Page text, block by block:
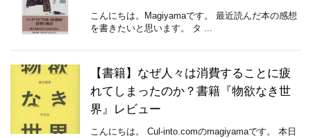
こんにちは。Magiyamaです。 最近読んだ本の感想
を書きたいと思います。 タ ...
【書籍】なぜ人々は消費することに疲
れてしまったのか？書籍『物欲なき世
界』レビュー
こんにちは。 Cul-into.comのmagiyamaです。 本日